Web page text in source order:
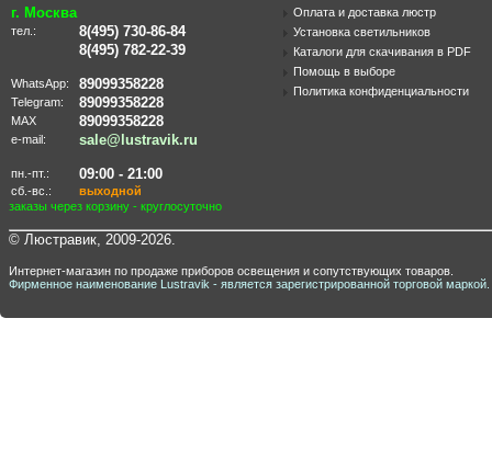
г. Москва
тел.:
8(495) 730-86-84
8(495) 782-22-39
WhatsApp: 89099358228
Telegram: 89099358228
MAX 89099358228
e-mail: sale@lustravik.ru
пн.-пт.: 09:00 - 21:00
сб.-вс.:
выходной
заказы через корзину - круглосуточно
Оплата и доставка люстр
Установка светильников
Каталоги для скачивания в PDF
Помощь в выборе
Политика конфиденциальности
© Люстравик, 2009-2026.
Интернет-магазин по продаже приборов освещения и сопутствующих товаров.
Фирменное наименование Lustravik - является зарегистрированной торговой